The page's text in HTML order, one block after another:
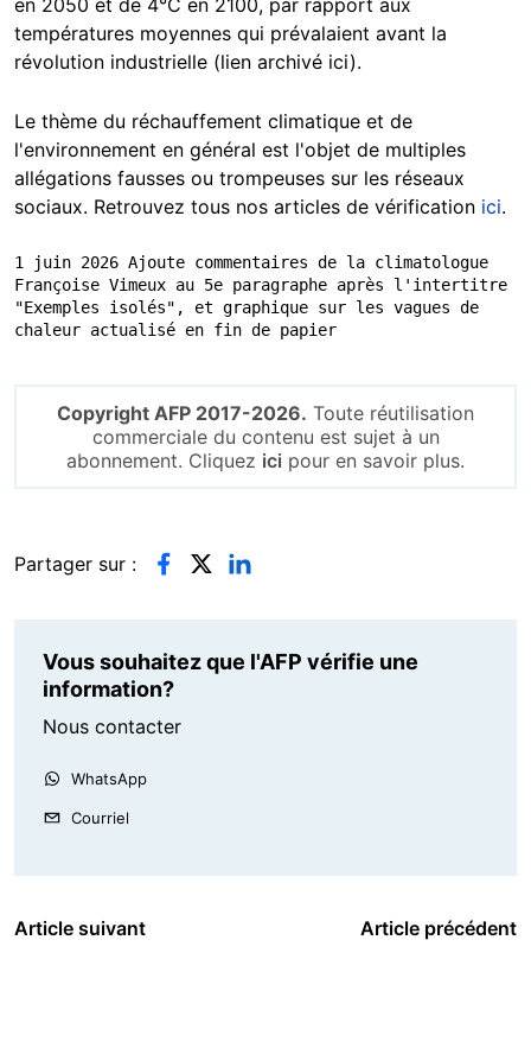
en 2050 et de 4°C en 2100, par rapport aux
températures moyennes qui prévalaient avant la
révolution industrielle (lien archivé ici).
Le thème du réchauffement climatique et de
l'environnement en général est l'objet de multiples
allégations fausses ou trompeuses sur les réseaux
sociaux. Retrouvez tous nos articles de vérification ici.
1 juin 2026 Ajoute commentaires de la climatologue
Françoise Vimeux au 5e paragraphe après l'intertitre
"Exemples isolés", et graphique sur les vagues de
chaleur actualisé en fin de papier
Copyright AFP 2017-2026. Toute réutilisation
commerciale du contenu est sujet à un
abonnement. Cliquez ici pour en savoir plus.
Partager sur :
Vous souhaitez que l'AFP vérifie une
information?
Nous contacter
WhatsApp
Courriel
Article suivant Article précédent